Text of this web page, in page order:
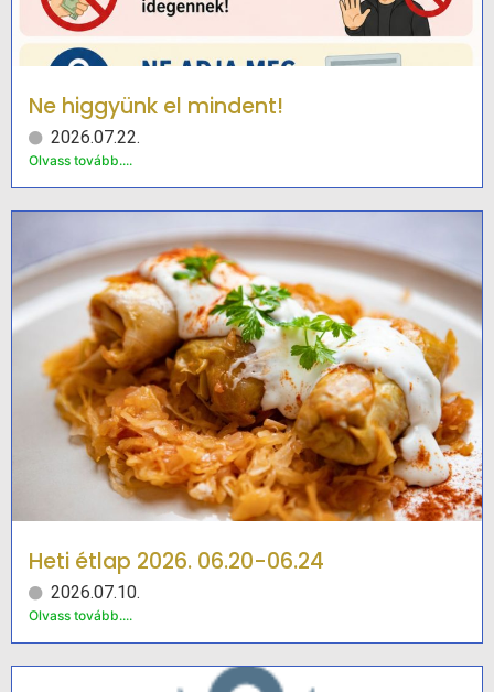
Ne higgyünk el mindent!
2026.07.22.
Olvass tovább....
Heti étlap 2026. 06.20-06.24
2026.07.10.
Olvass tovább....